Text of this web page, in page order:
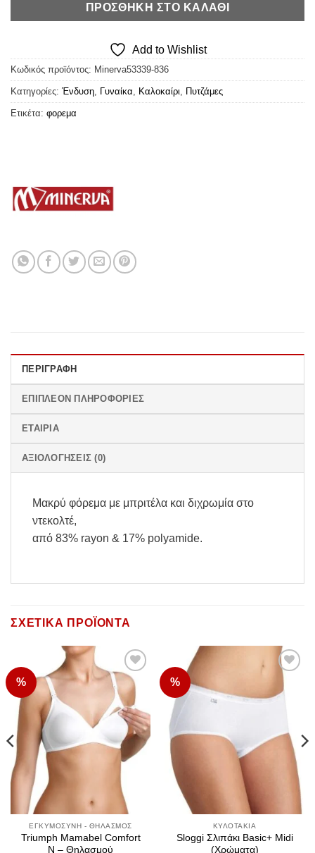
ΠΡΟΣΘΉΚΗ ΣΤΟ ΚΑΛΆΘΙ
Add to Wishlist
Κωδικός προϊόντος: Minerva53339-836
Κατηγορίες: Ένδυση, Γυναίκα, Καλοκαίρι, Πυτζάμες
Ετικέτα: φορεμα
ΠΕΡΙΓΡΑΦΉ
ΕΠΙΠΛΈΟΝ ΠΛΗΡΟΦΟΡΊΕΣ
ΕΤΑΙΡΊΑ
ΑΞΙΟΛΟΓΉΣΕΙΣ (0)
Μακρύ φόρεμα με μπριτέλα και διχρωμία στο
ντεκολτέ,
από 83% rayon & 17% polyamide.
ΣΧΕΤΙΚΆ ΠΡΟΪΌΝΤΑ
%
Add to
Wishlist
ΕΓΚΥΜΟΣΎΝΗ - ΘΗΛΑΣΜΌΣ
Triumph Mamabel Comfort
N – Θηλασμού
%
Add to
Wishlist
ΚΥΛΟΤΆΚΙΑ
Sloggi Σλιπάκι Basic+ Midi
(Χρώματα)